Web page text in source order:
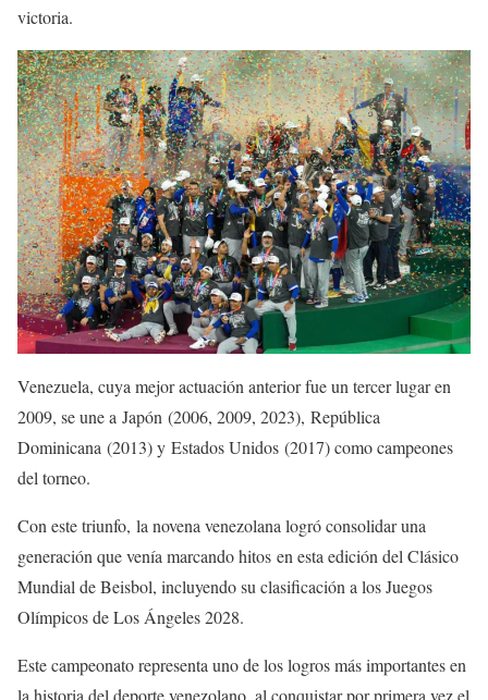
victoria.
Venezuela, cuya mejor actuación anterior fue un tercer lugar en
2009, se une a Japón (2006, 2009, 2023), República
Dominicana (2013) y Estados Unidos (2017) como campeones
del torneo.
Con este triunfo, la novena venezolana logró consolidar una
generación que venía marcando hitos en esta edición del Clásico
Mundial de Beisbol, incluyendo su clasificación a los Juegos
Olímpicos de Los Ángeles 2028.
Este campeonato representa uno de los logros más importantes en